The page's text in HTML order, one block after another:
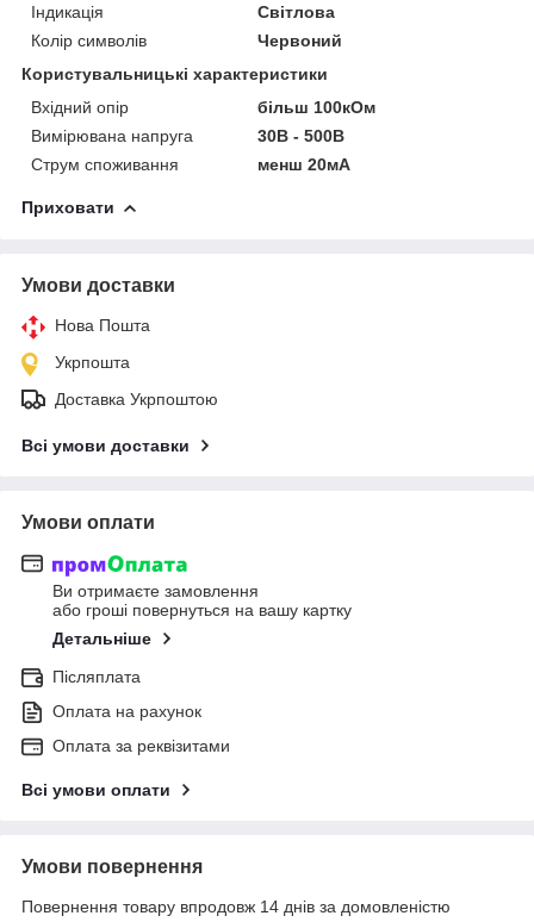
Індикація
Світлова
Колір символів
Червоний
Користувальницькі характеристики
Вхідний опір
більш 100кОм
Вимірювана напруга
30В - 500В
Струм споживання
менш 20мА
Приховати
Умови доставки
Нова Пошта
Укрпошта
Доставка Укрпоштою
Всі умови доставки
Умови оплати
Ви отримаєте замовлення
або гроші повернуться на вашу картку
Детальніше
Післяплата
Оплата на рахунок
Оплата за реквізитами
Всі умови оплати
Умови повернення
Повернення товару впродовж 14 днів за домовленістю